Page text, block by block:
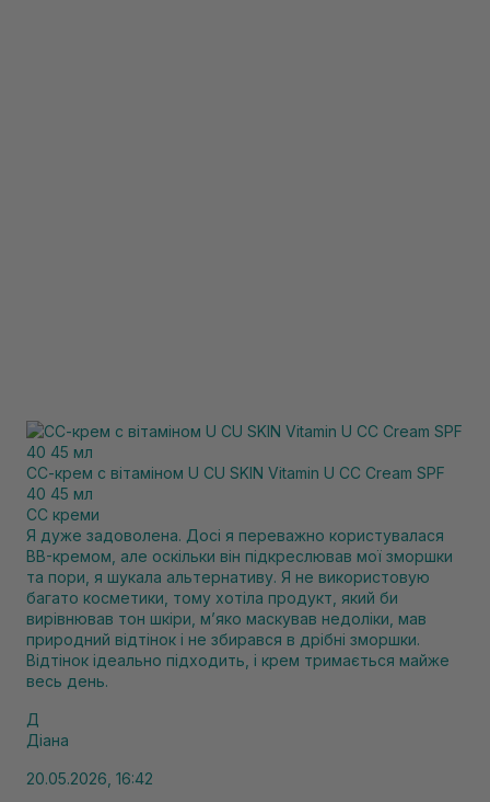
СС-крем с вітаміном U CU SKIN Vitamin U CC Cream SPF
40 45 мл
CC креми
Я дуже задоволена. Досі я переважно користувалася
BB-кремом, але оскільки він підкреслював мої зморшки
та пори, я шукала альтернативу. Я не використовую
багато косметики, тому хотіла продукт, який би
вирівнював тон шкіри, м’яко маскував недоліки, мав
природний відтінок і не збирався в дрібні зморшки.
Відтінок ідеально підходить, і крем тримається майже
весь день.
Д
Діана
20.05.2026, 16:42